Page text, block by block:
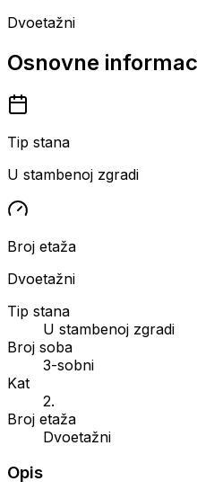
Dvoetažni
Osnovne
Tip stana
U stambenoj zgradi
Broj etaža
Dvoetažni
Tip stana
U stambenoj zgradi
Broj soba
3-sobni
Kat
2.
Broj etaža
Dvoetažni
Opis